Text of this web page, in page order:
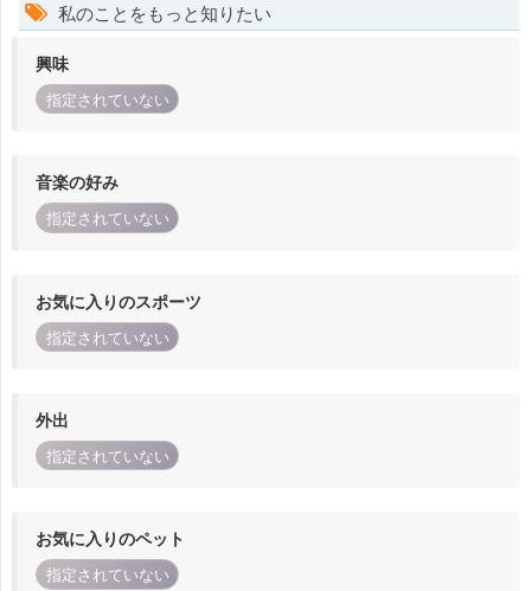
私のことをもっと知りたい
興味
指定されていない
音楽の好み
指定されていない
お気に入りのスポーツ
指定されていない
外出
指定されていない
お気に入りのペット
指定されていない